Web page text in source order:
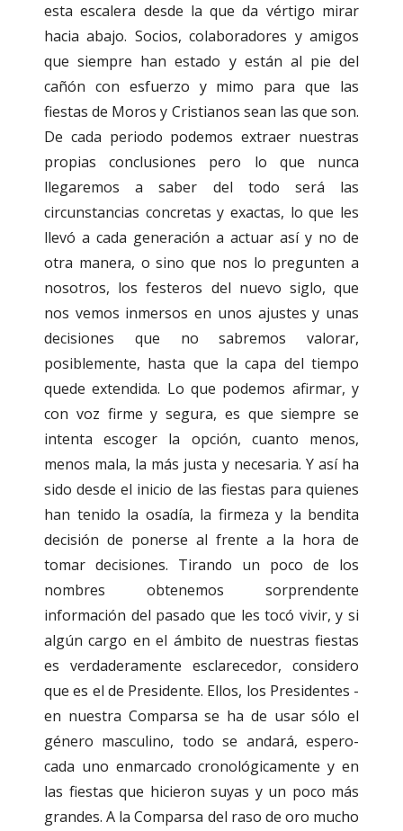
esta escalera desde la que da vértigo mirar
hacia abajo. Socios, colaboradores y amigos
que siempre han estado y están al pie del
cañón con esfuerzo y mimo para que las
fiestas de Moros y Cristianos sean las que son.
De cada periodo podemos extraer nuestras
propias conclusiones pero lo que nunca
llegaremos a saber del todo será las
circunstancias concretas y exactas, lo que les
llevó a cada generación a actuar así y no de
otra manera, o sino que nos lo pregunten a
nosotros, los festeros del nuevo siglo, que
nos vemos inmersos en unos ajustes y unas
decisiones que no sabremos valorar,
posiblemente, hasta que la capa del tiempo
quede extendida. Lo que podemos afirmar, y
con voz firme y segura, es que siempre se
intenta escoger la opción, cuanto menos,
menos mala, la más justa y necesaria. Y así ha
sido desde el inicio de las fiestas para quienes
han tenido la osadía, la firmeza y la bendita
decisión de ponerse al frente a la hora de
tomar decisiones. Tirando un poco de los
nombres obtenemos sorprendente
información del pasado que les tocó vivir, y si
algún cargo en el ámbito de nuestras fiestas
es verdaderamente esclarecedor, considero
que es el de Presidente. Ellos, los Presidentes -
en nuestra Comparsa se ha de usar sólo el
género masculino, todo se andará, espero-
cada uno enmarcado cronológicamente y en
las fiestas que hicieron suyas y un poco más
grandes. A la Comparsa del raso de oro mucho